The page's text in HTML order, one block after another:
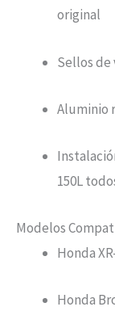
original
Sellos
Aluminio
150L
Modelos
Honda
Honda